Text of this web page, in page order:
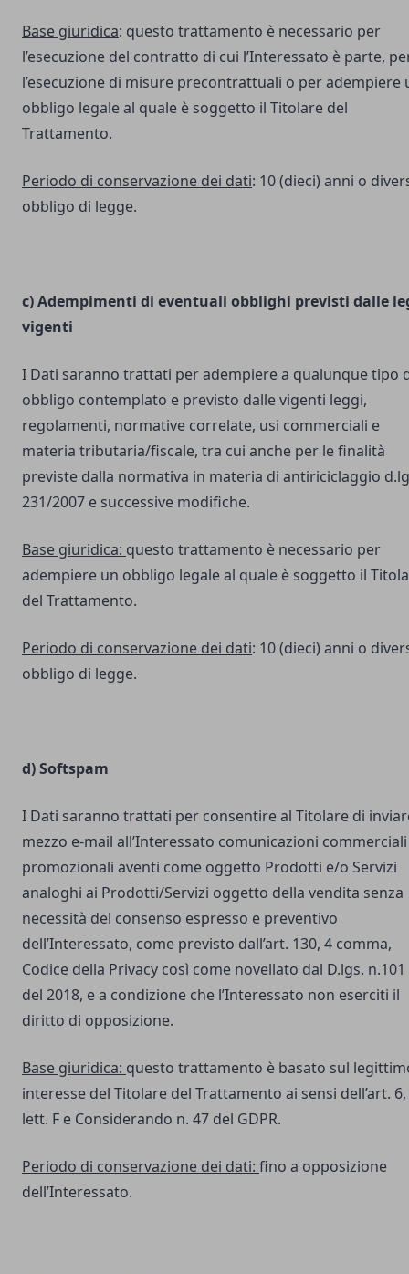
Base giuridica: questo trattamento è necessario per
l’esecuzione del contratto di cui l’Interessato è parte,
l’esecuzione di misure precontrattuali o per adempiere
obbligo legale al quale è soggetto il Titolare del
Trattamento.
Periodo di conservazione dei dati: 10 (dieci) anni o
obbligo di legge.
c) Adempimenti di eventuali obblighi previsti dalle
vigenti
I Dati saranno trattati per adempiere a qualunque tipo
obbligo contemplato e previsto dalle vigenti leggi,
regolamenti, normative correlate, usi commerciali e
materia tributaria/fiscale, tra cui anche per le finalità
previste dalla normativa in materia di antiriciclaggio
231/2007 e successive modifiche.
Base giuridica: questo trattamento è necessario per
adempiere un obbligo legale al quale è soggetto il
del Trattamento.
Periodo di conservazione dei dati: 10 (dieci) anni o
obbligo di legge.
d) Softspam
I Dati saranno trattati per consentire al Titolare di
mezzo e-mail all’Interessato comunicazioni
promozionali aventi come oggetto Prodotti e/o Servizi
analoghi ai Prodotti/Servizi oggetto della vendita senza
necessità del consenso espresso e preventivo
dell’Interessato, come previsto dall’art. 130, 4 comma,
Codice della Privacy così come novellato dal D.lgs. n.101
del 2018, e a condizione che l’Interessato non eserciti il
diritto di opposizione.
Base giuridica: questo trattamento è basato sul
interesse del Titolare del Trattamento ai sensi dell’art. 6,
lett. F e Considerando n. 47 del GDPR.
Periodo di conservazione dei dati: fino a opposizione
dell’Interessato.